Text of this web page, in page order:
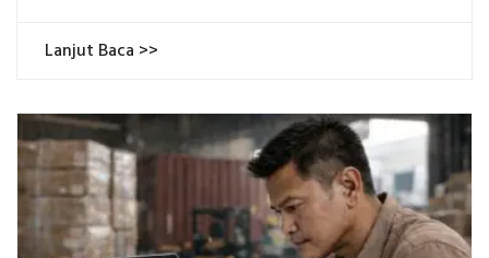
Lanjut Baca >>